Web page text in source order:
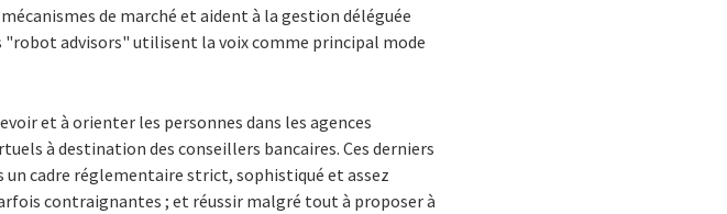
de marché et aident à la gestion déléguée
advisors" utilisent la voix comme principal mode
et à orienter les personnes dans les agences
à destination des conseillers bancaires. Ces derniers
cadre réglementaire strict, sophistiqué et assez
contraignantes ; et réussir malgré tout à proposer à